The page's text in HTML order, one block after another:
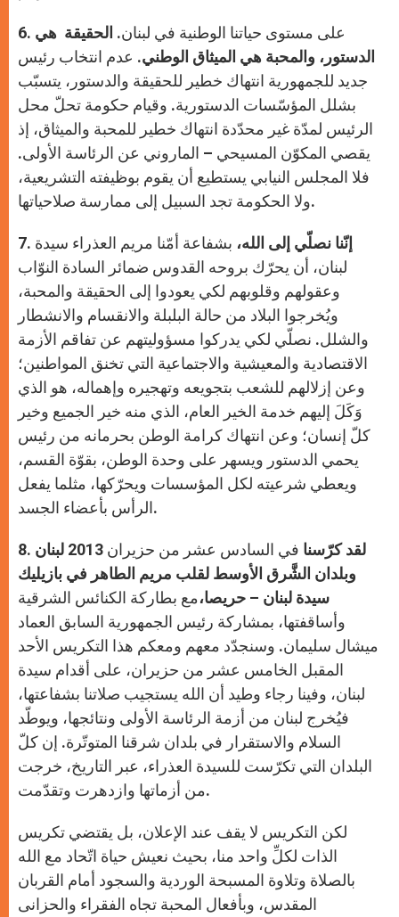
6. على مستوى حياتنا الوطنية في لبنان. الحقيقة هي
الدستور، والمحبة هي الميثاق الوطني. عدم انتخاب رئيس
جديد للجمهورية انتهاك خطير للحقيقة والدستور، يتسبّب
بشلل المؤسّسات الدستورية. وقيام حكومة تحلّ محل
الرئيس لمدّة غير محدّدة انتهاك خطير للمحبة والميثاق، إذ
يقصي المكوّن المسيحي – الماروني عن الرئاسة الأولى.
فلا المجلس النيابي يستطيع أن يقوم بوظيفته التشريعية،
ولا الحكومة تجد السبيل إلى ممارسة صلاحياتها.
7. إنّنا نصلّي إلى الله، بشفاعة أمّنا مريم العذراء سيدة
لبنان، أن يحرّك بروحه القدوس ضمائر السادة النوّاب
وعقولهم وقلوبهم لكي يعودوا إلى الحقيقة والمحبة،
ويُخرجوا البلاد من حالة البلبلة والانقسام والانشطار
والشلل. نصلّي لكي يدركوا مسؤوليتهم عن تفاقم الأزمة
الاقتصادية والمعيشية والاجتماعية التي تخنق المواطنين؛
وعن إزلالهم للشعب بتجويعه وتهجيره وإهماله، هو الذي
وَكَلَ إليهم خدمة الخير العام، الذي منه خير الجميع وخير
كلّ إنسان؛ وعن انتهاك كرامة الوطن بحرمانه من رئيس
يحمي الدستور ويسهر على وحدة الوطن، بقوّة القسم،
ويعطي شرعيته لكل المؤسسات ويحرّكها، مثلما يفعل
الرأس بأعضاء الجسد.
8. لقد كرّسنا في السادس عشر من حزيران 2013
لبنان
وبلدان الشَّرق الأوسط لقلب مريم الطاهر في بازيليك
سيدة لبنان – حريصا،مع بطاركة الكنائس الشرقية
وأساقفتها، بمشاركة رئيس الجمهورية السابق العماد
ميشال سليمان. وسنجدّد معهم ومعكم هذا التكريس الأحد
المقبل الخامس عشر من حزيران، على أقدام سيدة
لبنان، وفينا رجاء وطيد أن الله يستجيب صلاتنا بشفاعتها،
فيُخرج لبنان من أزمة الرئاسة الأولى ونتائجها، ويوطّد
السلام والاستقرار في بلدان شرقنا المتوتّرة. إن كلّ
البلدان التي تكرّست للسيدة العذراء، عبر التاريخ، خرجت
من أزماتها وازدهرت وتقدّمت.
لكن التكريس لا يقف عند الإعلان، بل يقتضي تكريس
الذات لكلِّ واحد منا، بحيث نعيش حياة اتّحاد مع الله
بالصلاة وتلاوة المسبحة الوردية والسجود أمام القربان
المقدس، وبأفعال المحبة تجاه الفقراء والحزانى